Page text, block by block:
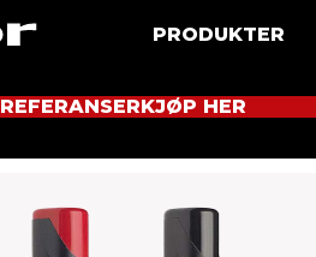
PRODUKTER
REFERANSERKJØP HER